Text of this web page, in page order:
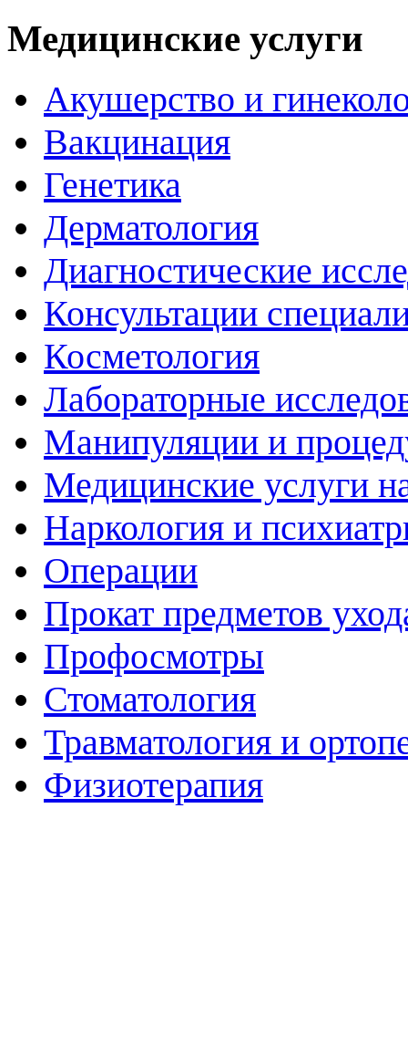
Медицинские услуги
Акушерство и
Вакцинация
Генетика
Дерматология
Диагностические
Консультации
Косметология
Лабораторные
Манипуляции и
Медицинские услуги
Наркология и
Операции
Прокат предметов
Профосмотры
Стоматология
Травматология и
Физиотерапия